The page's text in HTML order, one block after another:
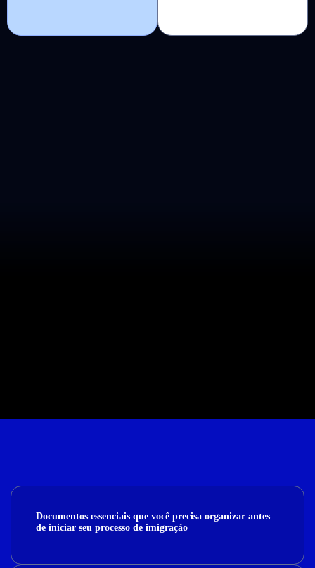
Documentos essenciais que você precisa organizar antes
de iniciar seu processo de imigração